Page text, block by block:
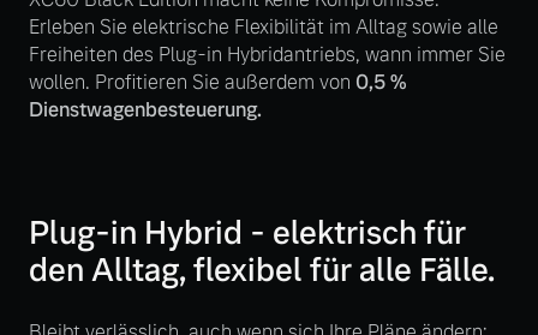
Fahrzeug konfigurieren
Sofort verfügbare Fahrzeuge
Volvo Selekt
Gebrauchtwagen
Die Neuwagenalternative
Volvo Winter- und
Sommer Kompletträder.
Bitte sprechen Sie uns
direkt an.
Frühjahrscheck
saisonalen Angebote.
Erleben Sie elektrische Flexibilität im Alltag sowie alle
Freiheiten des Plug-in Hybridantriebs, wann immer Sie
wollen. Profitieren Sie außerdem von 0,5 %
Dienstwagenbesteuerung.
Plug-in Hybrid - elektrisch für
den Alltag, flexibel für alle Fälle.